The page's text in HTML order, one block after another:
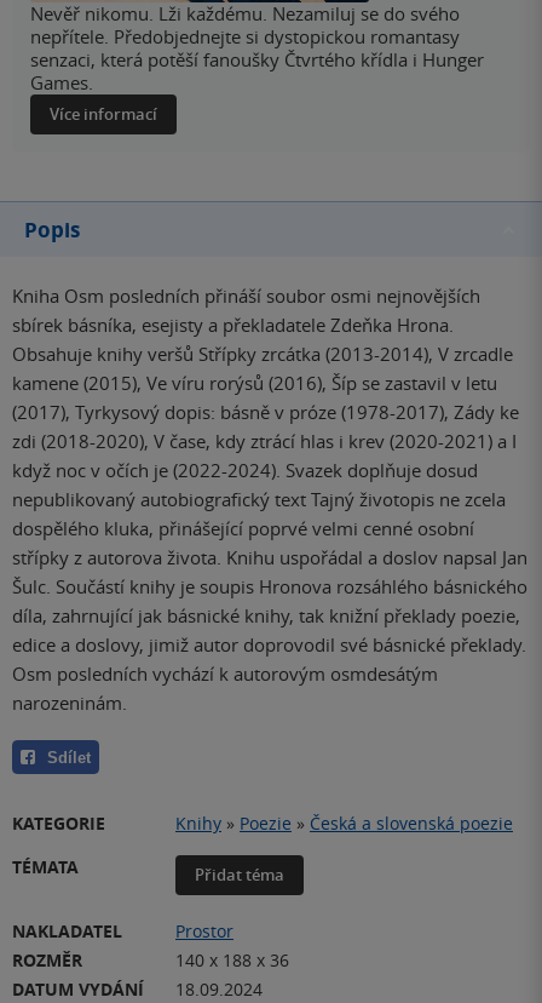
Nevěř nikomu. Lži každému. Nezamiluj se do svého
nepřítele. Předobjednejte si dystopickou romantasy
senzaci, která potěší fanoušky Čtvrtého křídla i Hunger
Games.
Více informací
Popis
Kniha Osm posledních přináší soubor osmi nejnovějších
sbírek básníka, esejisty a překladatele Zdeňka Hrona.
Obsahuje knihy veršů Střípky zrcátka (2013-2014), V zrcadle
kamene (2015), Ve víru rorýsů (2016), Šíp se zastavil v letu
(2017), Tyrkysový dopis: básně v próze (1978-2017), Zády ke
zdi (2018-2020), V čase, kdy ztrácí hlas i krev (2020-2021) a I
když noc v očích je (2022-2024). Svazek doplňuje dosud
nepublikovaný autobiografický text Tajný životopis ne zcela
dospělého kluka, přinášející poprvé velmi cenné osobní
střípky z autorova života. Knihu uspořádal a doslov napsal Jan
Šulc. Součástí knihy je soupis Hronova rozsáhlého básnického
díla, zahrnující jak básnické knihy, tak knižní překlady poezie,
edice a doslovy, jimiž autor doprovodil své básnické překlady.
Osm posledních vychází k autorovým osmdesátým
narozeninám.
Sdílet
KATEGORIE Knihy » Poezie » Česká a slovenská poezie
TÉMATA
Přidat téma
NAKLADATEL
Prostor
ROZMĚR
140 x 188 x 36
DATUM VYDÁNÍ
18.09.2024